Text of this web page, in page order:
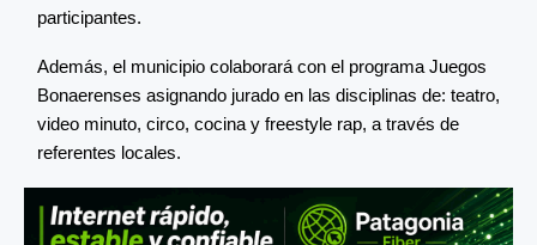
participantes.
Además, el municipio colaborará con el programa Juegos
Bonaerenses asignando jurado en las disciplinas de: teatro,
video minuto, circo, cocina y freestyle rap, a través de
referentes locales.